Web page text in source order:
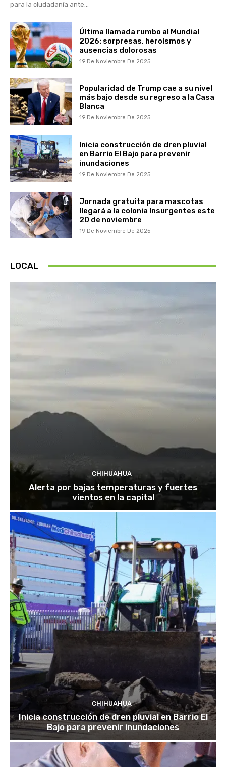
para la ciudadanía ante...
Última llamada rumbo al Mundial
2026: sorpresas, heroísmos y
ausencias dolorosas
19 De Noviembre De 2025
Popularidad de Trump cae a su nivel
más bajo desde su regreso a la Casa
Blanca
19 De Noviembre De 2025
Inicia construcción de dren pluvial
en Barrio El Bajo para prevenir
inundaciones
19 De Noviembre De 2025
Jornada gratuita para mascotas
llegará a la colonia Insurgentes este
20 de noviembre
19 De Noviembre De 2025
LOCAL
CHIHUAHUA
Alerta por bajas temperaturas y fuertes
vientos en la capital
CHIHUAHUA
Inicia construcción de dren pluvial en Barrio El
Bajo para prevenir inundaciones